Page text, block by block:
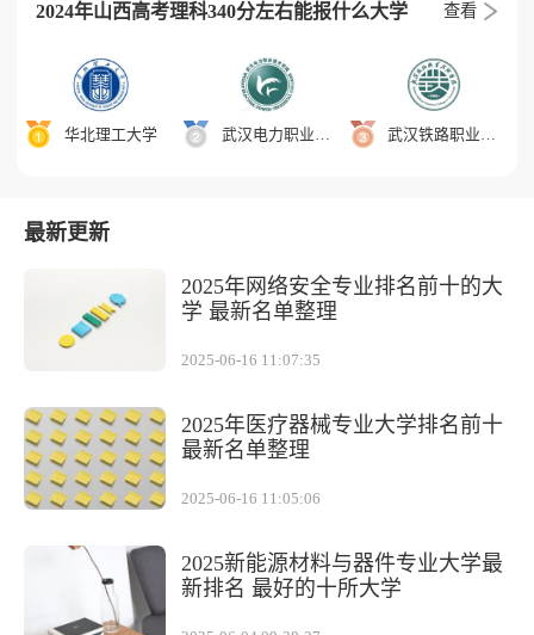
2024年山西高考理科340分左右能报什么大学 查看
华北理工大学 武汉电力职业技术学院 武汉铁路职业技术学院
最新更新
2025年网络安全专业排名前十的大
学 最新名单整理
2025-06-16 11:07:35
2025年医疗器械专业大学排名前十
最新名单整理
2025-06-16 11:05:06
2025新能源材料与器件专业大学最
新排名 最好的十所大学